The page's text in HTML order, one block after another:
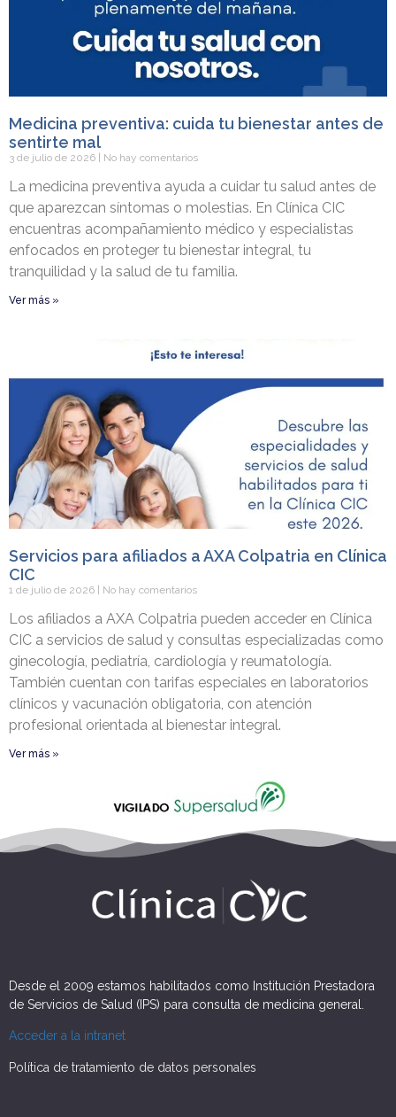
Medicina preventiva: cuida tu bienestar antes de
sentirte mal
3 de julio de 2026 No hay comentarios
La medicina preventiva ayuda a cuidar tu salud antes de
que aparezcan síntomas o molestias. En Clínica CIC
encuentras acompañamiento médico y especialistas
enfocados en proteger tu bienestar integral, tu
tranquilidad y la salud de tu familia.
Ver más »
Servicios para afiliados a AXA Colpatria en Clínica
CIC
1 de julio de 2026 No hay comentarios
Los afiliados a AXA Colpatria pueden acceder en Clínica
CIC a servicios de salud y consultas especializadas como
ginecología, pediatría, cardiología y reumatología.
También cuentan con tarifas especiales en laboratorios
clínicos y vacunación obligatoria, con atención
profesional orientada al bienestar integral.
Ver más »
Desde el 2009 estamos habilitados como Institución Prestadora
de Servicios de Salud (IPS) para consulta de medicina general.
Acceder a la intranet
Política de tratamiento de datos personales